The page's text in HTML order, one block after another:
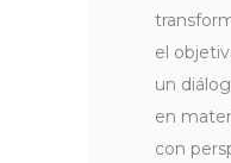
el
un
en
con